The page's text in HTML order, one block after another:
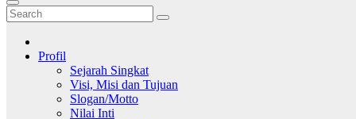
Profil
Sejarah Singkat
Visi, Misi dan Tujuan
Slogan/Motto
Nilai Inti